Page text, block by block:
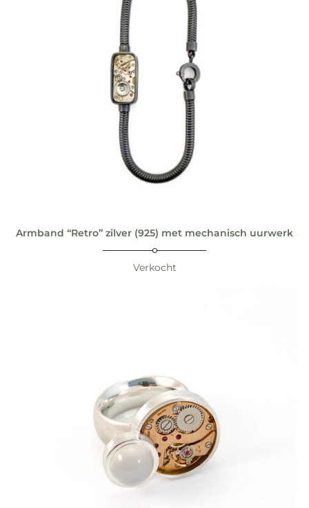
Armband “Retro” zilver (925) met mechanisch uurwerk
Verkocht